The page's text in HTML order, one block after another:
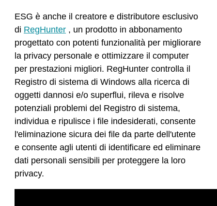
ESG è anche il creatore e distributore esclusivo
di RegHunter , un prodotto in abbonamento
progettato con potenti funzionalità per migliorare
la privacy personale e ottimizzare il computer
per prestazioni migliori. RegHunter controlla il
Registro di sistema di Windows alla ricerca di
oggetti dannosi e/o superflui, rileva e risolve
potenziali problemi del Registro di sistema,
individua e ripulisce i file indesiderati, consente
l'eliminazione sicura dei file da parte dell'utente
e consente agli utenti di identificare ed eliminare
dati personali sensibili per proteggere la loro
privacy.